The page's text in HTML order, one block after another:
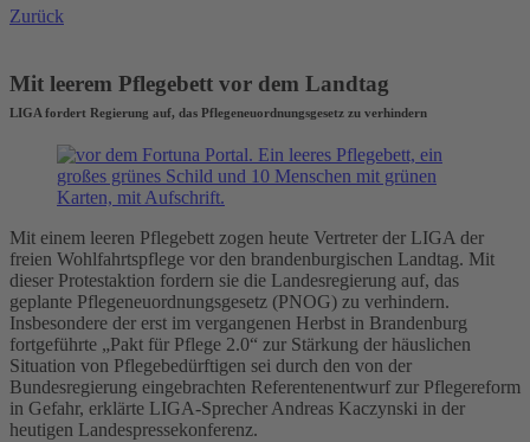
Zurück
Mit leerem Pflegebett vor dem Landtag
LIGA fordert Regierung auf, das Pflegeneuordnungsgesetz zu verhindern
Mit einem leeren Pflegebett zogen heute Vertreter der LIGA der
freien Wohlfahrtspflege vor den brandenburgischen Landtag. Mit
dieser Protestaktion fordern sie die Landesregierung auf, das
geplante Pflegeneuordnungsgesetz (PNOG) zu verhindern.
Insbesondere der erst im vergangenen Herbst in Brandenburg
fortgeführte „Pakt für Pflege 2.0“ zur Stärkung der häuslichen
Situation von Pflegebedürftigen sei durch den von der
Bundesregierung eingebrachten Referentenentwurf zur Pflegereform
in Gefahr, erklärte LIGA-Sprecher Andreas Kaczynski in der
heutigen Landespressekonferenz.